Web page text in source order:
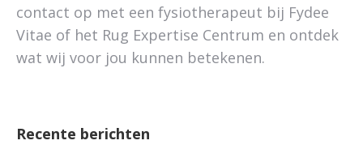
contact op met een fysiotherapeut bij Fydee
Vitae of het Rug Expertise Centrum en ontdek
wat wij voor jou kunnen betekenen.
Recente berichten